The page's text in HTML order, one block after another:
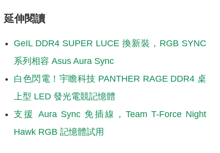
延伸閱讀
GeIL DDR4 SUPER LUCE 換新裝，RGB SYNC
系列相容 Asus Aura Sync
白色閃電！宇瞻科技 PANTHER RAGE DDR4 桌
上型 LED 發光電競記憶體
支援 Aura Sync 免插線，Team T-Force Night
Hawk RGB 記憶體試用